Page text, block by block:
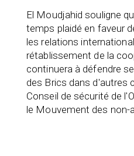
El Moudjahid souligne
temps plaidé en faveur
les relations
rétablissement de la
continuera à défendre
des Brics dans d'autres
Conseil de sécurité de
le Mouvement des non-